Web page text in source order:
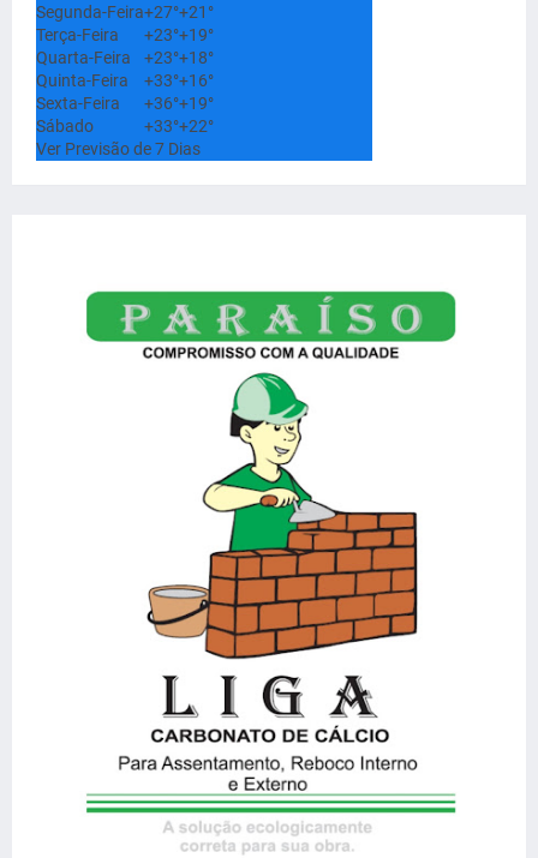
Segunda-Feira+27°+21°
Terça-Feira
+23°+19°
Quarta-Feira
+23°+18°
Quinta-Feira
+33°+16°
Sexta-Feira
+36°+19°
Sábado
+33°+22°
Ver Previsão de 7 Dias